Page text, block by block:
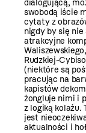
dialogującą,
swobodą iście
cytaty z
nigdy by się nie
atrakcyjne
Rudzkiej-
(niektóre są
pracując na
kapistów
żongluje nimi i
z logiką kolażu.
jest
aktualności i